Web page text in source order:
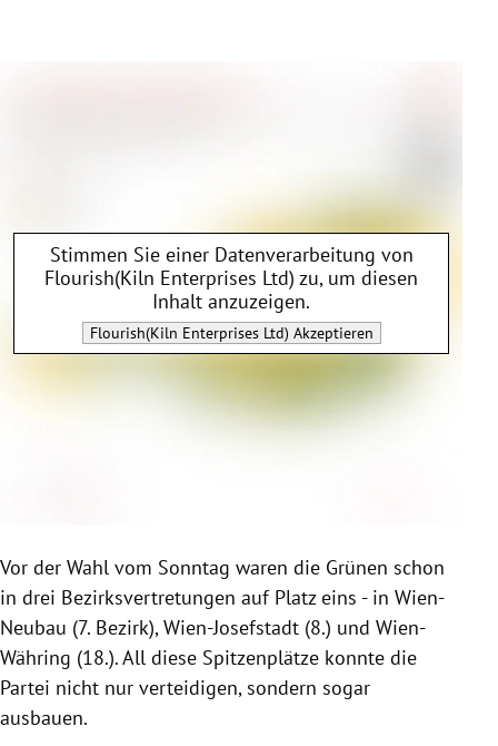
Stimmen Sie einer Datenverarbeitung von
Flourish(Kiln Enterprises Ltd) zu, um diesen
Inhalt anzuzeigen.
Flourish(Kiln Enterprises Ltd) Akzeptieren
Vor der Wahl vom Sonntag waren die Grünen schon
in drei Bezirksvertretungen auf Platz eins - in Wien-
Neubau (7. Bezirk), Wien-Josefstadt (8.) und Wien-
Währing (18.). All diese Spitzenplätze konnte die
Partei nicht nur verteidigen, sondern sogar
ausbauen.